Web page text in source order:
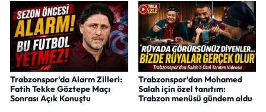
Trabzonspor'da Alarm Zilleri:
Fatih Tekke Göztepe Maçı
Sonrası Açık Konuştu
Trabzonspor’dan Mohamed
Salah için özel tanıtım:
Trabzon menüsü gündem oldu